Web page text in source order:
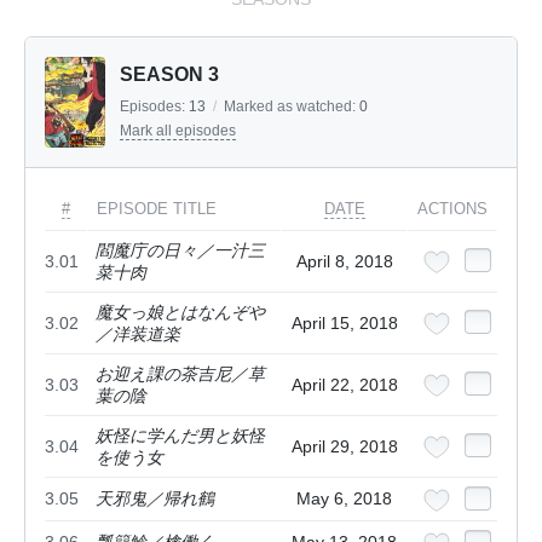
SEASON 3
Episodes: 13 / Marked as watched: 0
Mark all episodes
# EPISODE TITLE DATE ACTIONS
3.01
閻魔庁の日々／一汁三
菜十肉
April 8, 2018
3.02
魔女っ娘とはなんぞや
／洋装道楽
April 15, 2018
3.03
お迎え課の茶吉尼／草
葉の陰
April 22, 2018
3.04
妖怪に学んだ男と妖怪
を使う女
April 29, 2018
3.05 天邪鬼／帰れ鶴 May 6, 2018